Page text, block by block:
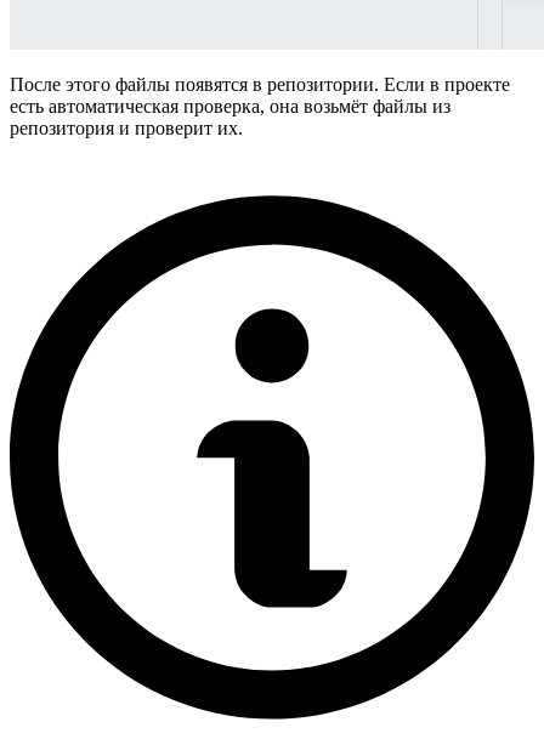
После этого файлы появятся в репозитории. Если в проекте
есть автоматическая проверка, она возьмёт файлы из
репозитория и проверит их.